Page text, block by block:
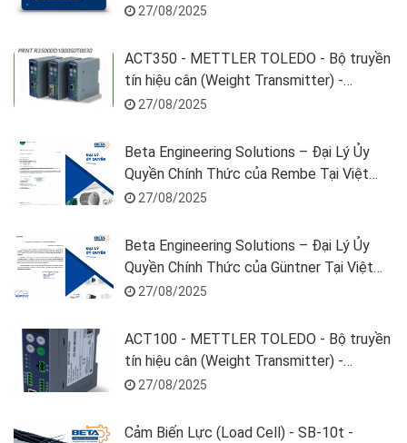
27/08/2025
ACT350 - METTLER TOLEDO - Bộ truyền
tín hiệu cân (Weight Transmitter) -
R35000D1000S0E003
27/08/2025
Beta Engineering Solutions – Đại Lý Ủy
Quyền Chính Thức của Rembe Tại Việt
Nam27/08/2025
Beta Engineering Solutions – Đại Lý Ủy
Quyền Chính Thức của Güntner Tại Việt
Nam27/08/2025
ACT100 - METTLER TOLEDO - Bộ truyền
tín hiệu cân (Weight Transmitter) -
30520619
27/08/2025
Cảm Biến Lực (Load Cell) - SB-10t -